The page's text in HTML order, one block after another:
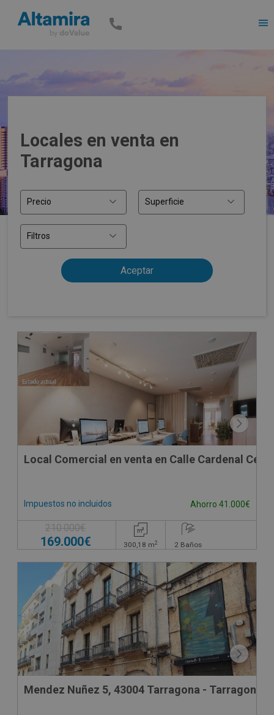
Locales en venta en
Tarragona
Precio Superficie
Filtros
Local Comercial en venta en Calle Cardenal
Impuestos no incluidos Ahorro 41.000€
210.000€
169.000€ 300,18 m2 2 Baños
Mendez Nuñez 5, 43004 Tarragona - Tarragona